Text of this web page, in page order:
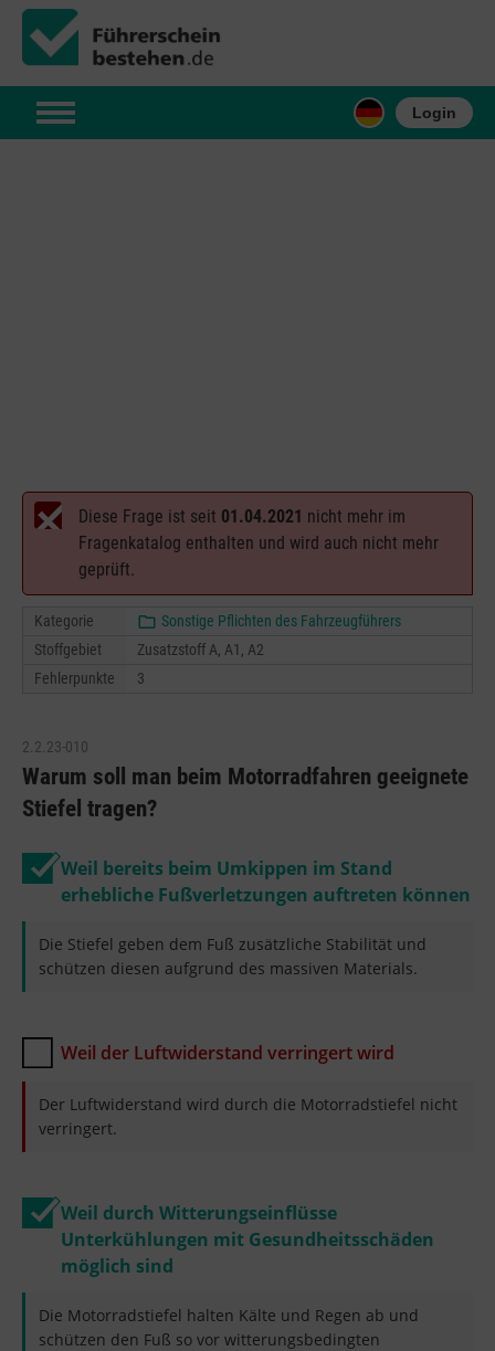
Login
Diese Frage ist seit 01.04.2021 nicht mehr im
Fragenkatalog enthalten und wird auch nicht mehr
geprüft.
Kategorie
Sonstige Pflichten des Fahrzeugführers
Stoffgebiet
Zusatzstoff A, A1, A2
Fehlerpunkte
3
2.2.23-010
Warum soll man beim Motorradfahren geeignete
Stiefel tragen?
Weil bereits beim Umkippen im Stand
erhebliche Fußverletzungen auftreten können
Die Stiefel geben dem Fuß zusätzliche Stabilität und
schützen diesen aufgrund des massiven Materials.
Weil der Luftwiderstand verringert wird
Der Luftwiderstand wird durch die Motorradstiefel nicht
verringert.
Weil durch Witterungseinflüsse
Unterkühlungen mit Gesundheitsschäden
möglich sind
Die Motorradstiefel halten Kälte und Regen ab und
schützen den Fuß so vor witterungsbedingten